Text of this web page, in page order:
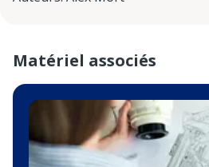
Matériel associés